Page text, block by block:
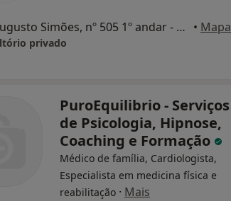
Rua Augusto Simões, nº 505 1º andar - Sala D, Maia • Mapa
privado
PuroEquilibrio - Serviços
de Psicologia, Hipnose,
Coaching e Formação
Médico de família, Cardiologista,
Especialista em medicina física e
reabilitação · Mais